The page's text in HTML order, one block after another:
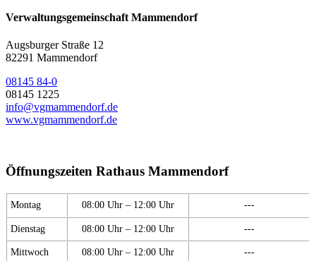
Verwaltungsgemeinschaft Mammendorf
Augsburger Straße 12
82291 Mammendorf
08145 84-0
08145 1225
info@vgmammendorf.de
www.vgmammendorf.de
Öffnungszeiten Rathaus Mammendorf
Montag 08:00 Uhr – 12:00 Uhr ---
Dienstag 08:00 Uhr – 12:00 Uhr ---
Mittwoch 08:00 Uhr – 12:00 Uhr ---